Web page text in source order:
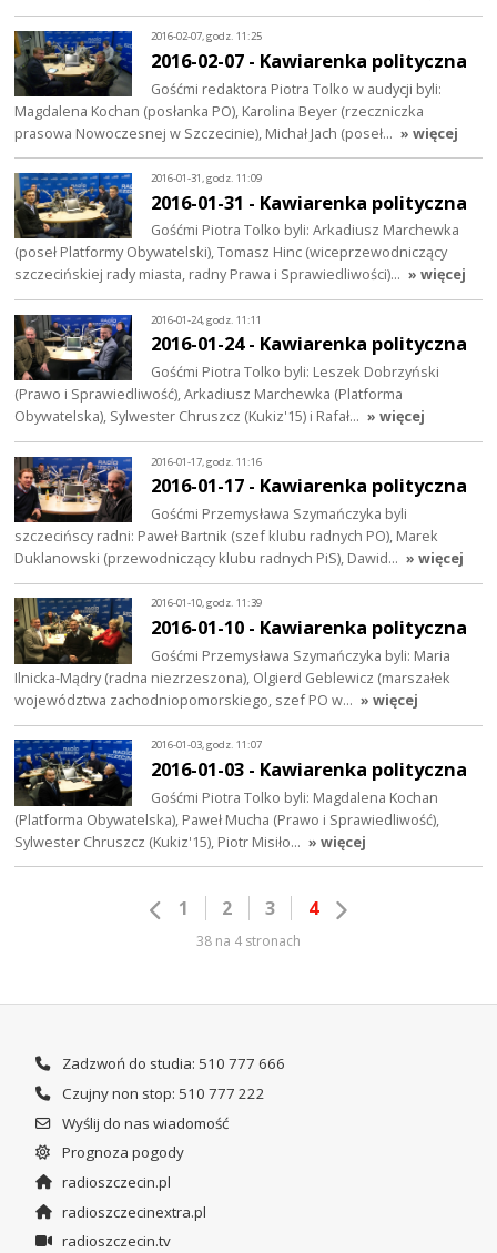
2016-02-07, godz. 11:25
2016-02-07 - Kawiarenka polityczna
Gośćmi redaktora Piotra Tolko w audycji byli:
Magdalena Kochan (posłanka PO), Karolina Beyer (rzeczniczka
prasowa Nowoczesnej w Szczecinie), Michał Jach (poseł… » więcej
2016-01-31, godz. 11:09
2016-01-31 - Kawiarenka polityczna
Gośćmi Piotra Tolko byli: Arkadiusz Marchewka
(poseł Platformy Obywatelski), Tomasz Hinc (wiceprzewodniczący
szczecińskiej rady miasta, radny Prawa i Sprawiedliwości)… » więcej
2016-01-24, godz. 11:11
2016-01-24 - Kawiarenka polityczna
Gośćmi Piotra Tolko byli: Leszek Dobrzyński
(Prawo i Sprawiedliwość), Arkadiusz Marchewka (Platforma
Obywatelska), Sylwester Chruszcz (Kukiz'15) i Rafał… » więcej
2016-01-17, godz. 11:16
2016-01-17 - Kawiarenka polityczna
Gośćmi Przemysława Szymańczyka byli
szczecińscy radni: Paweł Bartnik (szef klubu radnych PO), Marek
Duklanowski (przewodniczący klubu radnych PiS), Dawid… » więcej
2016-01-10, godz. 11:39
2016-01-10 - Kawiarenka polityczna
Gośćmi Przemysława Szymańczyka byli: Maria
Ilnicka-Mądry (radna niezrzeszona), Olgierd Geblewicz (marszałek
województwa zachodniopomorskiego, szef PO w… » więcej
2016-01-03, godz. 11:07
2016-01-03 - Kawiarenka polityczna
Gośćmi Piotra Tolko byli: Magdalena Kochan
(Platforma Obywatelska), Paweł Mucha (Prawo i Sprawiedliwość),
Sylwester Chruszcz (Kukiz'15), Piotr Misiło… » więcej
1 2 3 4
38 na 4 stronach
Zadzwoń do studia: 510 777 666
Czujny non stop: 510 777 222
Wyślij do nas wiadomość
Prognoza pogody
radioszczecin.pl
radioszczecinextra.pl
radioszczecin.tv